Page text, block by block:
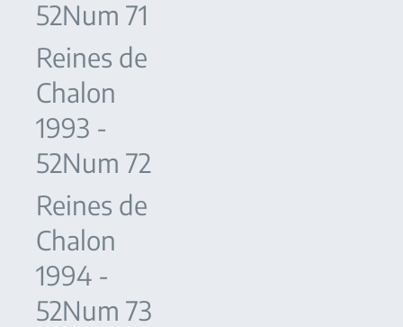
52Num 71
Reines de
Chalon
1993 -
52Num 72
Reines de
Chalon
1994 -
52Num 73